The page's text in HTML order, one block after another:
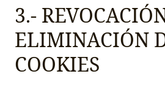
3.-
ELIMINACIÓN
COOKIES